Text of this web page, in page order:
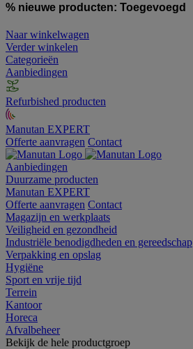
% nieuwe producten: Toegevoegd
Naar winkelwagen
Verder winkelen
Categorieën
Aanbiedingen
Refurbished producten
Manutan EXPERT
Offerte aanvragen Contact
Aanbiedingen
Duurzame producten
Manutan EXPERT
Offerte aanvragen Contact
Magazijn en werkplaats
Veiligheid en gezondheid
Industriële benodigdheden en gereedschap
Verpakking en opslag
Hygiëne
Sport en vrije tijd
Terrein
Kantoor
Horeca
Afvalbeheer
Bekijk de hele productgroep